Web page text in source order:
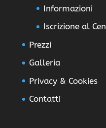
Informazioni
Iscrizione al
Prezzi
Galleria
Privacy & Cookies
Contatti